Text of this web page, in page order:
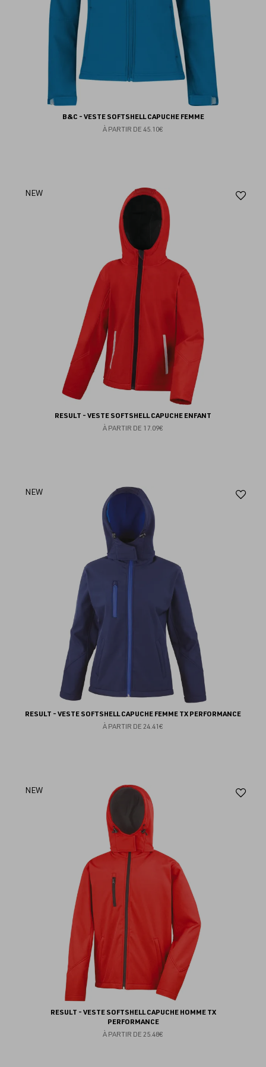
B&C - VESTE SOFTSHELL CAPUCHE FEMME
À PARTIR DE 45.10€
NEW
RESULT - VESTE SOFTSHELL CAPUCHE ENFANT
À PARTIR DE 17.09€
NEW
RESULT - VESTE SOFTSHELL CAPUCHE FEMME TX PERFORMANCE
À PARTIR DE 24.41€
NEW
RESULT - VESTE SOFTSHELL CAPUCHE HOMME TX
PERFORMANCE
À PARTIR DE 25.48€